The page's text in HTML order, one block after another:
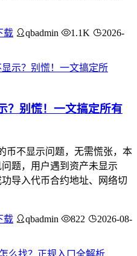
载 qbadmin 1.1K
2026-
？别慌！一文搞定所有
币不显示问题，无需慌张，本
题，用户遇到资产未显示
导入代币合约地址、网络切
载 qbadmin 822
2026-08-